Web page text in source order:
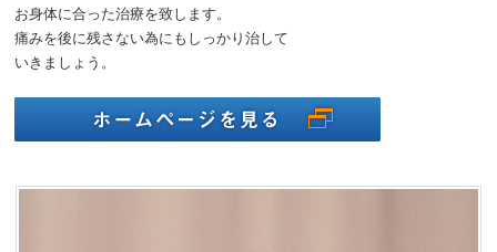
お身体に合った治療を致します。
痛みを後に残さない為にもしっかり治して
いきましょう。